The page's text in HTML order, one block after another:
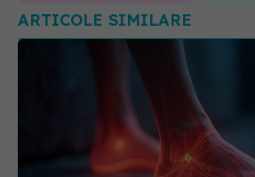
ARTICOLE SIMILARE